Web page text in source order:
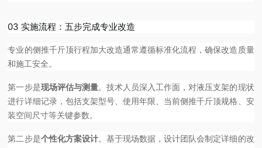
03 实施流程：五步完成专业改造
专业的侧推千斤顶行程加大改造通常遵循标准化流程，确保改造质量
和施工安全。
第一步是现场评估与测量。技术人员深入工作面，对液压支架的现状
进行详细记录，包括支架型号、使用年限、当前侧推千斤顶规格、安
装空间尺寸等关键参数。
第二步是个性化方案设计。基于现场数据，设计团队会制定详细的改